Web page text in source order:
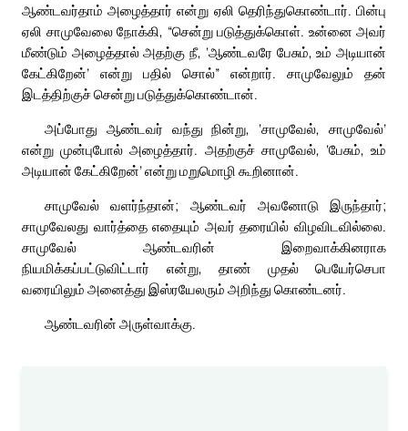
ஆண்டவர்தாம் அழைத்தார் என்று ஏலி தெரிந்துகொண்டார். பின்பு
ஏலி சாமுவேலை நோக்கி, “சென்று படுத்துக்கொள். உன்னை அவர்
மீண்டும் அழைத்தால் அதற்கு நீ, ‘ஆண்டவரே பேசும், உம் அடியான்
கேட்கிறேன்’ என்று பதில் சொல்” என்றார். சாமுவேலும் தன்
இடத்திற்குச் சென்று படுத்துக்கொண்டான்.
அப்போது ஆண்டவர் வந்து நின்று, ‘சாமுவேல், சாமுவேல்’
என்று முன்புபோல் அழைத்தார். அதற்குச் சாமுவேல், ‘பேசும், உம்
அடியான் கேட்கிறேன்’ என்று மறுமொழி கூறினான்.
சாமுவேல் வளர்ந்தான்; ஆண்டவர் அவனோடு இருந்தார்;
சாமுவேலது வார்த்தை எதையும் அவர் தரையில் விழவிடவில்லை.
சாமுவேல் ஆண்டவரின் இறைவாக்கினராக
நியமிக்கப்பட்டுவிட்டார் என்று, தாண் முதல் பெயேர்செபா
வரையிலும் அனைத்து இஸ்ரயேலரும் அறிந்து கொண்டனர்.
ஆண்டவரின் அருள்வாக்கு.